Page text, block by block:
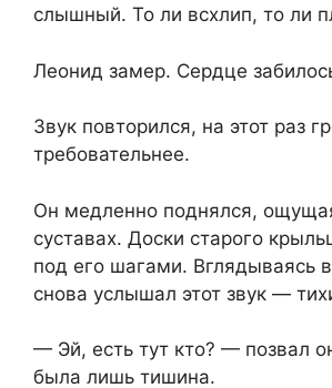
слышный. То ли всхлип, то ли
Леонид замер. Сердце
Звук повторился, на этот раз
требовательнее.
Он медленно поднялся,
суставах. Доски старого
под его шагами. Вглядываясь
снова услышал этот звук —
— Эй, есть тут кто? — позвал
была лишь тишина.